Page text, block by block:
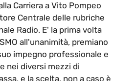
Carriera a Vito Pompeo
Centrale delle rubriche
Radio. E' la prima volta
all'unanimità, premiano
impegno professionale e
nei diversi mezzi di
e la scelta, non a caso è